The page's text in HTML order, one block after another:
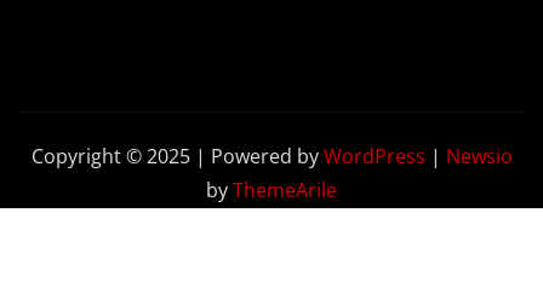
Copyright © 2025 | Powered byWordPress | Newsio
byThemeArile